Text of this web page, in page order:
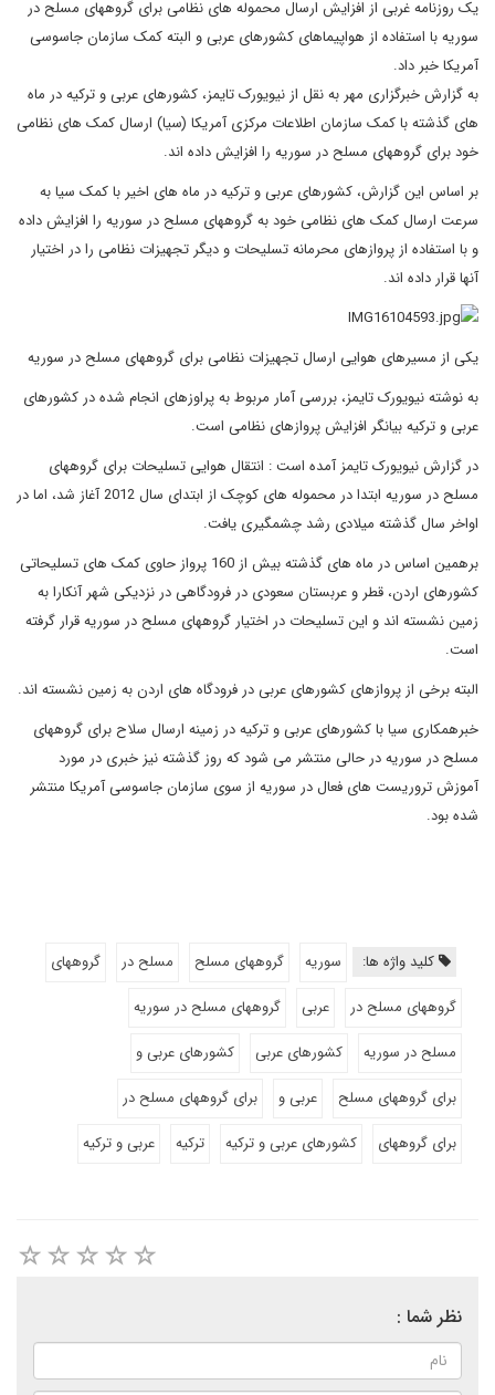
یک روزنامه غربی از افزایش ارسال محموله های نظامی برای گروههای مسلح در
سوریه با استفاده از هواپیماهای کشورهای عربی و البته کمک سازمان جاسوسی
آمریکا خبر داد.
به گزارش خبرگزاری مهر به نقل از نیویورک تایمز، کشورهای عربی و ترکیه در ماه
های گذشته با کمک سازمان اطلاعات مرکزی آمریکا (سیا) ارسال کمک های نظامی
خود برای گروههای مسلح در سوریه را افزایش داده اند.
بر اساس این گزارش، کشورهای عربی و ترکیه در ماه های اخیر با کمک سیا به
سرعت ارسال کمک های نظامی خود به گروههای مسلح در سوریه را افزایش داده
و با استفاده از پروازهای محرمانه تسلیحات و دیگر تجهیزات نظامی را در اختیار
آنها قرار داده اند.
یکی از مسیرهای هوایی ارسال تجهیزات نظامی برای گروههای مسلح در سوریه
به نوشته نیویورک تایمز، بررسی آمار مربوط به پراوزهای انجام شده در کشورهای
عربی و ترکیه بیانگر افزایش پروازهای نظامی است.
در گزارش نیویورک تایمز آمده است : انتقال هوایی تسلیحات برای گروههای
مسلح در سوریه ابتدا در محموله های کوچک از ابتدای سال 2012 آغاز شد، اما در
اواخر سال گذشته میلادی رشد چشمگیری یافت.
برهمین اساس در ماه های گذشته بیش از 160 پرواز حاوی کمک های تسلیحاتی
کشورهای اردن، قطر و عربستان سعودی در فرودگاهی در نزدیکی شهر آنکارا به
زمین نشسته اند و این تسلیحات در اختیار گروههای مسلح در سوریه قرار گرفته
است.
البته برخی از پروازهای کشورهای عربی در فرودگاه های اردن به زمین نشسته اند.
خبرهمکاری سیا با کشورهای عربی و ترکیه در زمینه ارسال سلاح برای گروههای
مسلح در سوریه در حالی منتشر می شود که روز گذشته نیز خبری در مورد
آموزش تروریست های فعال در سوریه از سوی سازمان جاسوسی آمریکا منتشر
شده بود.
کلید واژه ها: سوریه گروههای مسلح مسلح در
گروههای
گروههای مسلح در
عربی
گروههای مسلح در سوریه
مسلح در سوریه
کشورهای عربی
کشورهای عربی و
برای گروههای مسلح
عربی و
برای گروههای مسلح در
برای گروههای
کشورهای عربی و ترکیه ترکیه عربی و ترکیه
نظر شما :